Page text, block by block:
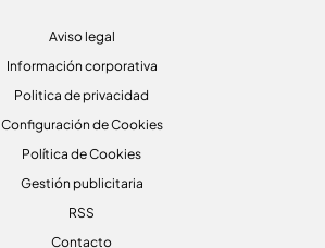
Aviso legal
Información corporativa
Politica de privacidad
Configuración de Cookies
Política de Cookies
Gestión publicitaria
RSS
Contacto